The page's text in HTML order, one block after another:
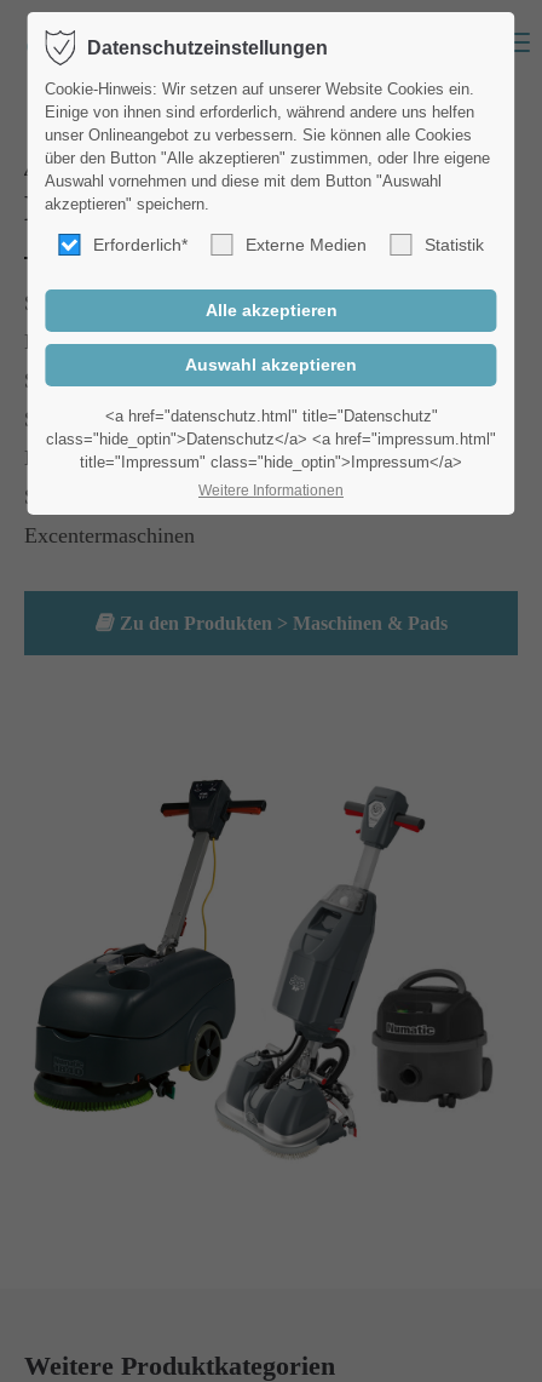
Login
Benutzername
Passwort
Register|Lost your password?
Support
Lorem ipsum dolor sit amet:
We offer support for our customers
Mon - Fri 8:00am - 5:00pm
Get in touch
Cybersteel Inc.
376-293 City Road, Suite 600
San Francisco, CA 94102
Have any questions?
Lorem ipsum dolor sit amet, consectetuer
Alles rund um
Maschinen & Pads
Scheuersaug- und Einscheibenmaschinen
Pads und Halter
Staub- und Wassersauger
Sprühextraktionsgeräte
Bürstsauger
Saugbohner
Excentermaschinen
Zu den Produkten > Maschinen & Pads
Weitere Produktkategorien
Datenschutzeinstellungen
Cookie-Hinweis: Wir setzen auf unserer Website Cookies ein.
Einige von ihnen sind erforderlich, während andere uns helfen
unser Onlineangebot zu verbessern. Sie können alle Cookies
über den Button "Alle akzeptieren" zustimmen, oder Ihre eigene
Auswahl vornehmen und diese mit dem Button "Auswahl
akzeptieren" speichern.
Erforderlich* Externe Medien Statistik
<a href="datenschutz.html" title="Datenschutz"
class="hide_optin">Datenschutz</a> <a href="impressum.html"
title="Impressum" class="hide_optin">Impressum</a>
Weitere Informationen